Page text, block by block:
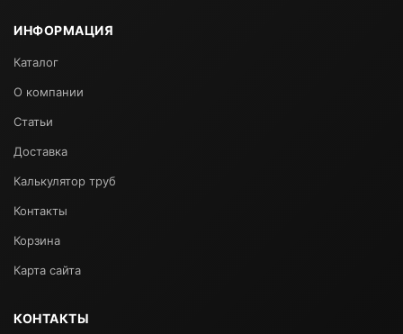
ИНФОРМАЦИЯ
Каталог
О компании
Статьи
Доставка
Калькулятор труб
Контакты
Корзина
Карта сайта
КОНТАКТЫ